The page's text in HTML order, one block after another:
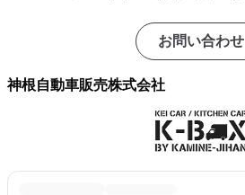
お問い合わせ
神根自動車販売株式会社